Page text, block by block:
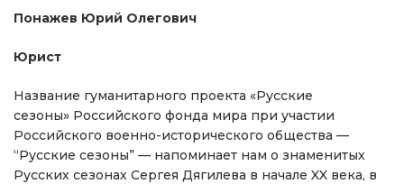
Понажев Юрий Олегович
Юрист
Название гуманитарного проекта «Русские
сезоны» Российского фонда мира при участии
Российского военно-исторического общества —
“Русские сезоны” — напоминает нам о знаменитых
Русских сезонах Сергея Дягилева в начале XX века, в